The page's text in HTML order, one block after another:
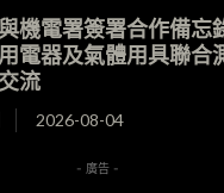
機電署簽署合作備忘
電器及氣體用具聯合
流
2026-08-04
- 廣告 -